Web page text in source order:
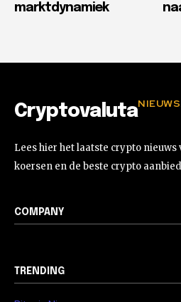
marktdynamiek
Cryptovaluta
Lees hier het laatste crypto
koersen en de beste crypto
COMPANY
TRENDING